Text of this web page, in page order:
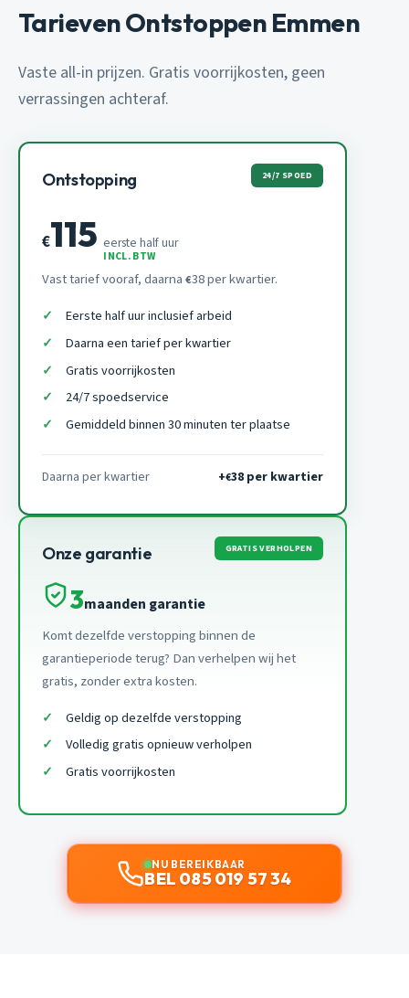
Tarieven Ontstoppen Emmen
Vaste all-in prijzen. Gratis voorrijkosten, geen
verrassingen achteraf.
Ontstopping 24/7 SPOED
€115 eerste half uur
INCL. BTW
Vast tarief vooraf, daarna €38 per kwartier.
Eerste half uur inclusief arbeid
Daarna een tarief per kwartier
Gratis voorrijkosten
24/7 spoedservice
Gemiddeld binnen 30 minuten ter plaatse
Daarna per kwartier +€38 per kwartier
Onze garantie GRATIS VERHOLPEN
3maanden garantie
Komt dezelfde verstopping binnen de
garantieperiode terug? Dan verhelpen wij het
gratis, zonder extra kosten.
Geldig op dezelfde verstopping
Volledig gratis opnieuw verholpen
Gratis voorrijkosten
NU BEREIKBAAR
BEL 085 019 57 34